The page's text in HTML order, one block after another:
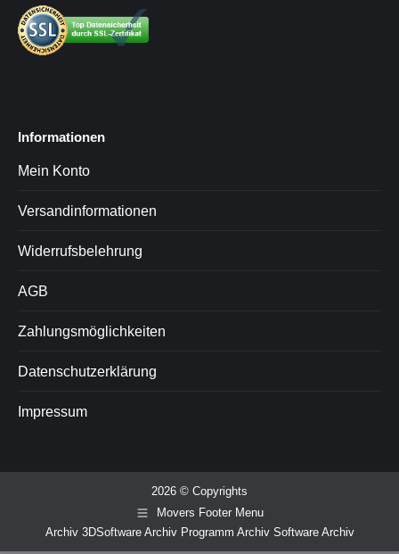
Informationen
Mein Konto
Versandinformationen
Widerrufsbelehrung
AGB
Zahlungsmöglichkeiten
Datenschutzerklärung
Impressum
2026 © Copyrights
Movers Footer Menu
Archiv 3DSoftware Archiv Programm Archiv Software Archiv